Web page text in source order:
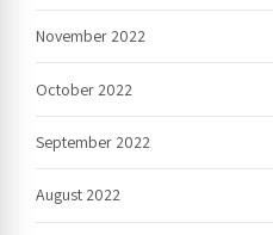
November 2022
October 2022
September 2022
August 2022